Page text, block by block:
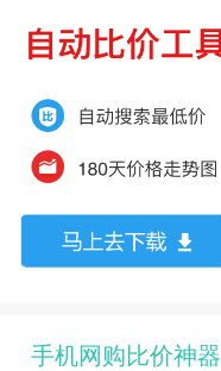
手机网购比价神器